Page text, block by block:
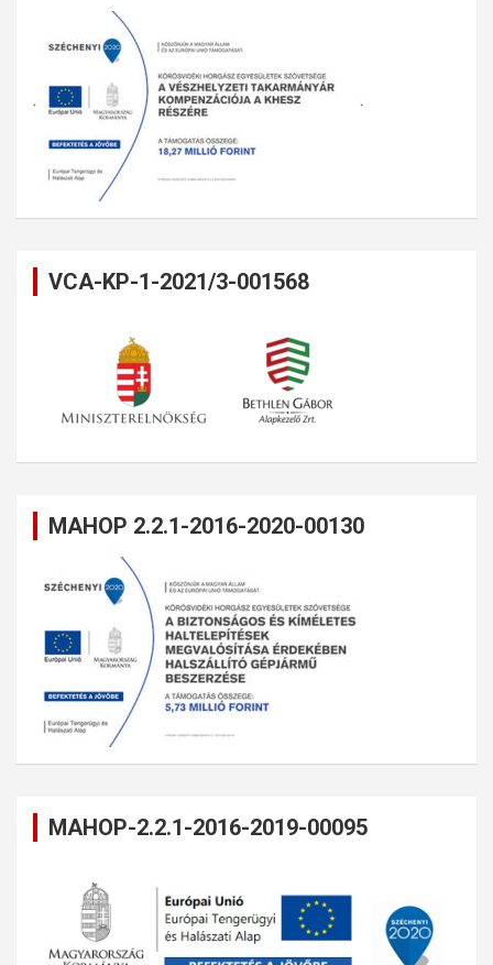
VCA-KP-1-2021/3-001568
MAHOP 2.2.1-2016-2020-00130
MAHOP-2.2.1-2016-2019-00095